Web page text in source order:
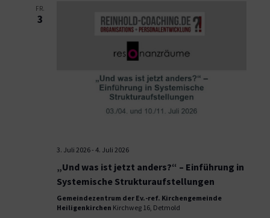
FR.
3
3. Juli 2026- 4. Juli 2026
„Und was ist jetzt anders?“ – Einführung in
Systemische Strukturaufstellungen
Gemeindezentrum der Ev.-ref. Kirchengemeinde
Heiligenkirchen Kirchweg 16, Detmold